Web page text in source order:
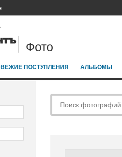
Фото
ПОСТУПЛЕНИЯ АЛЬБОМЫ